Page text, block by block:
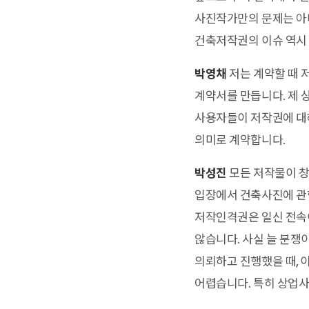
사진작가만의 문제는
건축저작권의 이슈 역
박영채 저는 계약할 때
계약서를 만듭니다. 제
사용자들이 저작권에
의미로 계약합니다.
박성진 모든 저작물이
입장에서 건축사진에
저작인격권은 일신 전
않습니다. 사실 늘 분쟁
의뢰하고 진행했을 때,
어렵습니다. 특히 상업